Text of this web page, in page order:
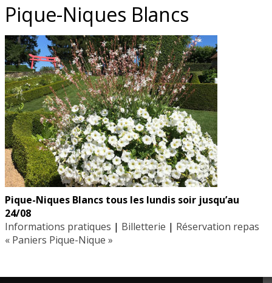
Les Jardins du Manoir d’Eyrignac
24590 Salignac-Eyvigues
Dordogne – Périgord
Téléphone : 05.53.28.99.71
Email : contact@eyrignac.com
ESPACE PRESSE
Dossier de presse
Communiqués de presse
Photothèque
Pique-Niques Blancs
Pique-Niques Blancs tous les lundis soir jusqu’au
24/08
Informations pratiques | Billetterie | Réservation repas
« Paniers Pique-Nique »